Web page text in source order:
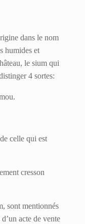
dans le nom
humides et
le sium qui
4 sortes:
celle qui est
cresson
sont mentionnés
acte de vente